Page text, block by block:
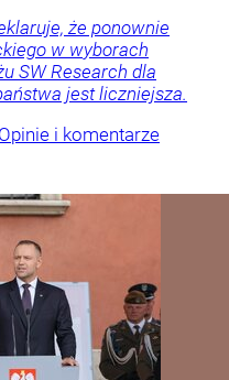
że ponownie
w wyborach
SW Research dla
jest liczniejsza.
Opinie i komentarze